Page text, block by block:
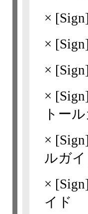
× [Sign]
× [Sign]
× [Sign]
× [Sign]
トー
× [Sign]
ルガイ
× [Sign]
イド